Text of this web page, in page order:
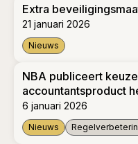
Extra
21 januari 2026
Nieuws
NBA publiceert
accountantsproduct
6 januari 2026
Nieuws